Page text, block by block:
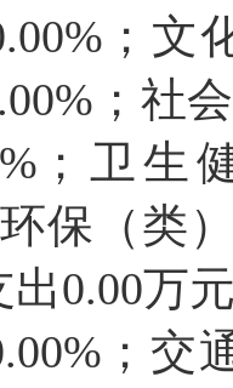
；
；社
；卫生
保（类
0.00万
；交